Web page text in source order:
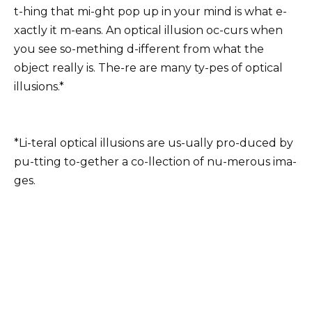
t-hing that mi-ght pop up in your mind is what e-
xactly it m-eans. An optical illusion oc-curs when
you see so-mething d-ifferent from what the
object really is. The-re are many ty-pes of optical
illusions.*
*Li-teral optical illusions are us-ually pro-duced by
pu-tting to-gether a co-llection of nu-merous ima-
ges.